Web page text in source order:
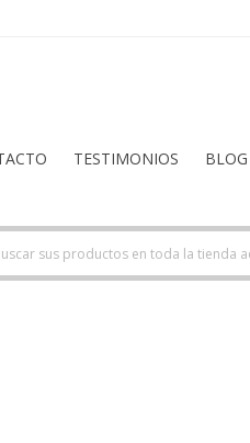
TESTIMONIOS BLOG